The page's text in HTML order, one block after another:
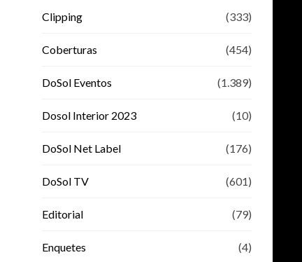
Clipping (333)
Coberturas (454)
DoSol Eventos (1.389)
Dosol Interior 2023 (10)
DoSol Net Label (176)
DoSol TV (601)
Editorial (79)
Enquetes (4)